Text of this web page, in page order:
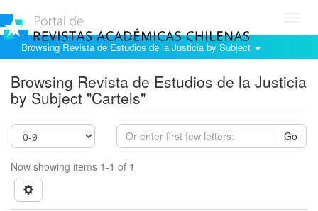
Browsing Revista de Estudios de la Justicia by Subject
Browsing Revista de Estudios de la Justicia
by Subject "Cartels"
Go
Now showing items 1-1 of 1